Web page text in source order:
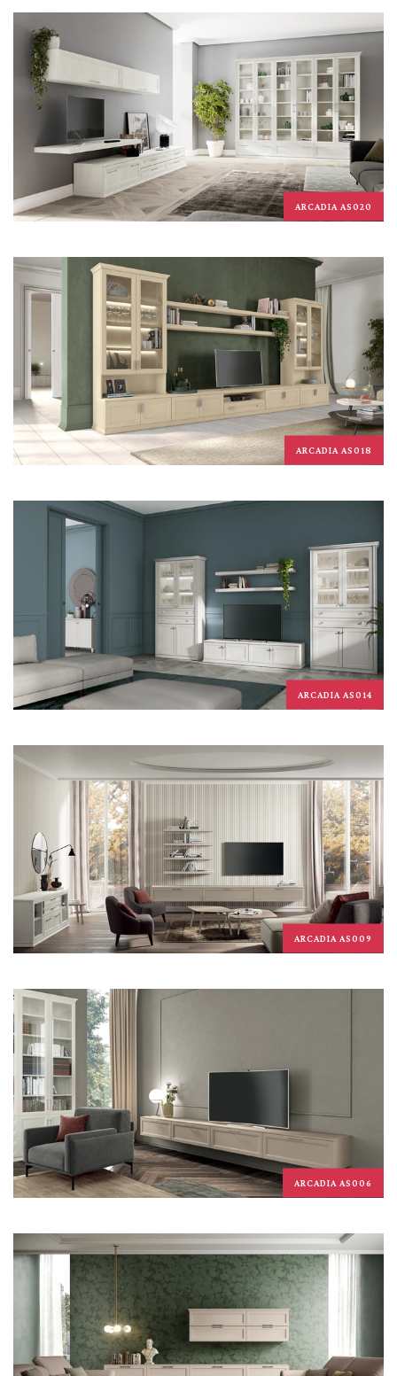
ARCADIA AS020
ARCADIA AS018
ARCADIA AS014
ARCADIA AS009
ARCADIA AS006